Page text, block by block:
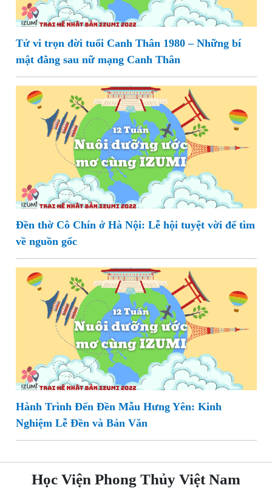
Tử vi trọn đời tuổi Canh Thân 1980 – Những bí
mật đằng sau nữ mạng Canh Thân
Đền thờ Cô Chín ở Hà Nội: Lễ hội tuyệt vời để tìm
về nguồn gốc
Hành Trình Đến Đền Mẫu Hưng Yên: Kinh
Nghiệm Lễ Đền và Bản Văn
Học Viện Phong Thủy Việt Nam